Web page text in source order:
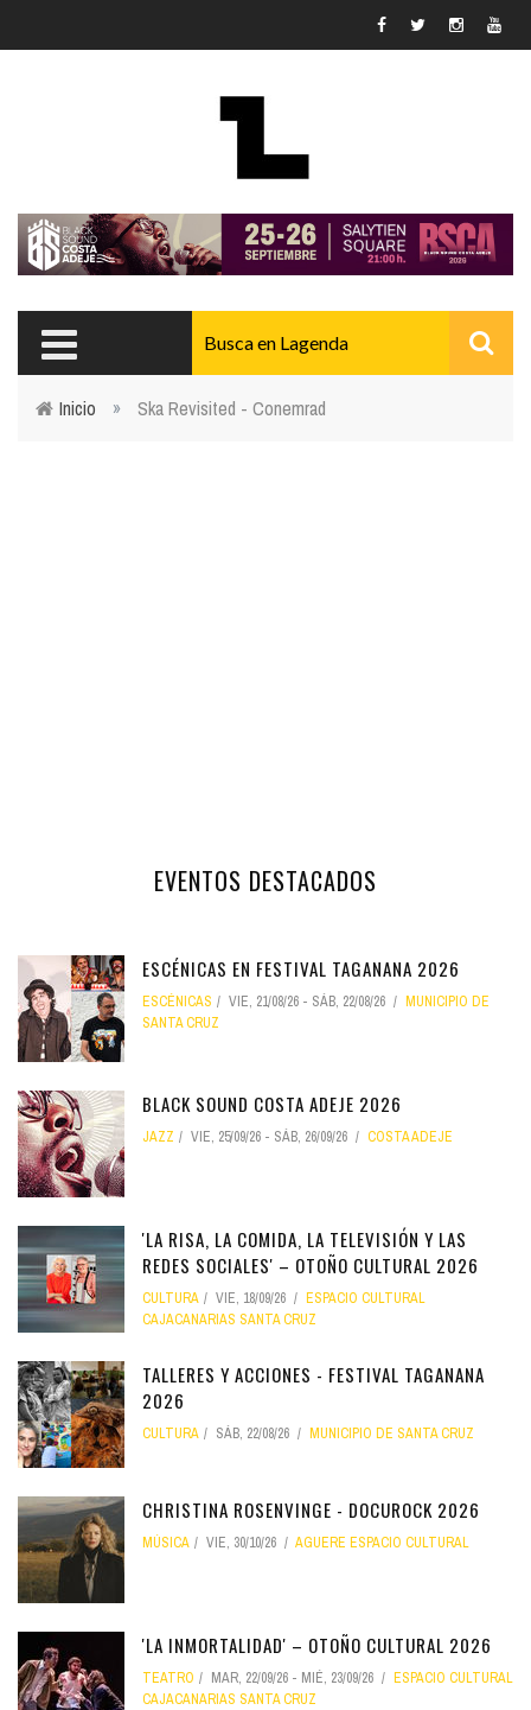
Inicio » Ska Revisited - Conemrad
EVENTOS DESTACADOS
ESCÉNICAS EN FESTIVAL TAGANANA 2026
ESCÉNICAS VIE, 21/08/26 - SÁB, 22/08/26
MUNICIPIO DE
SANTA CRUZ
BLACK SOUND COSTA ADEJE 2026
JAZZ VIE, 25/09/26 - SÁB, 26/09/26 COSTA ADEJE
'LA RISA, LA COMIDA, LA TELEVISIÓN Y LAS
REDES SOCIALES' – OTOÑO CULTURAL 2026
CULTURA VIE, 18/09/26
ESPACIO CULTURAL
CAJACANARIAS SANTA CRUZ
TALLERES Y ACCIONES - FESTIVAL TAGANANA
2026
CULTURA SÁB, 22/08/26 MUNICIPIO DE SANTA CRUZ
CHRISTINA ROSENVINGE - DOCUROCK 2026
MÚSICA VIE, 30/10/26 AGUERE ESPACIO CULTURAL
'LA INMORTALIDAD' – OTOÑO CULTURAL 2026
TEATRO MAR, 22/09/26 - MIÉ, 23/09/26
ESPACIO CULTURAL
CAJACANARIAS SANTA CRUZ